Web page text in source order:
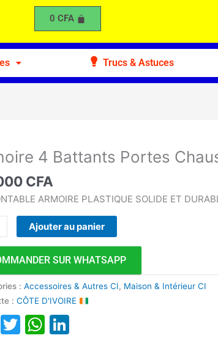
0 CFA
Trucs & Astuces
4 Battants Portes
CFA
ARMOIRE PLASTIQUE SOLIDE ET
Ajouter au panier
SUR WHATSAPP
:Accessoires & Autres CI, Maison & Intérieur CI
:CÔTE D'IVOIRE
Facebook
TwitterWhatsApp